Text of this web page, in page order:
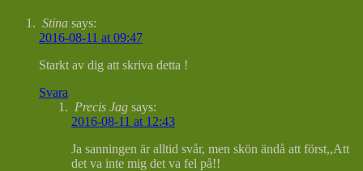
Stina says:
2016-08-11 at 09:47
Starkt av dig att skriva detta !
Svara
Precis Jag says:
2016-08-11 at 12:43
Ja sanningen är alltid svår, men skön ändå att först,,Att
det va inte mig det va fel på!!